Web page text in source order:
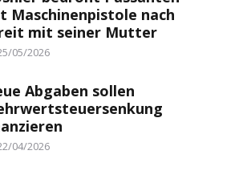
Maschinenpistole nach
mit seiner Mutter
05/2026
Abgaben sollen
04/2026